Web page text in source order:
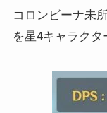
コロンビーナ未
を星4キャラクタ